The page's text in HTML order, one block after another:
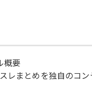
概要
レまとめを独自のコ